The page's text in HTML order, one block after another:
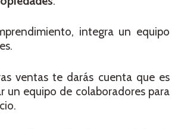
integra un equipo
ventas te darás cuenta que es
un equipo de colaboradores para